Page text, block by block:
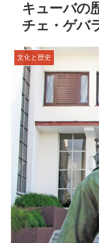
キューバの
チェ・ゲバ
文化と歴史